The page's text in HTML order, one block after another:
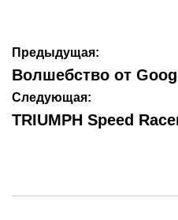
Навигация
по
записям
Предыдущая:
Волшебство от
Следующая:
TRIUMPH Speed